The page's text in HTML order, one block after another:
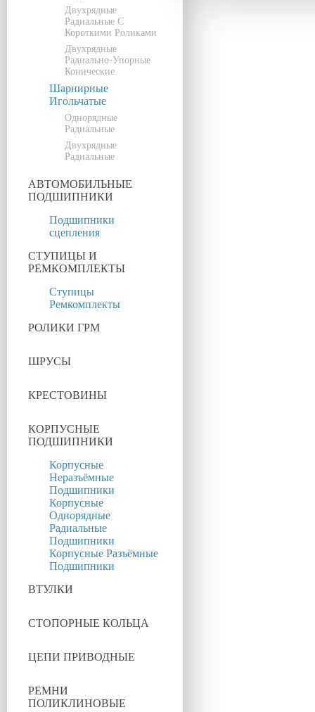
Двухрядные
Радиальные С
Короткими Роликами
Двухрядные
Радиально-Упорные
Конические
Шарнирные
Игольчатые
Однорядные
Радиальные
Двухрядные
Радиальные
АВТОМОБИЛЬНЫЕ
ПОДШИПНИКИ
Подшипники
сцепления
СТУПИЦЫ И
РЕМКОМПЛЕКТЫ
Ступицы
Ремкомплекты
РОЛИКИ ГРМ
ШРУСЫ
КРЕСТОВИНЫ
КОРПУСНЫЕ
ПОДШИПНИКИ
Корпусные
Неразъёмные
Подшипники
Корпусные
Однорядные
Радиальные
Подшипники
Корпусные Разъёмные
Подшипники
ВТУЛКИ
СТОПОРНЫЕ КОЛЬЦА
ЦЕПИ ПРИВОДНЫЕ
РЕМНИ
ПОЛИКЛИНОВЫЕ